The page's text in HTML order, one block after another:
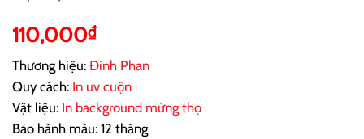
110,000₫
Thương hiệu: Đinh Phan
Quy cách: In uv cuộn
Vật liệu: In background mừng thọ
Bảo hành màu: 12 tháng